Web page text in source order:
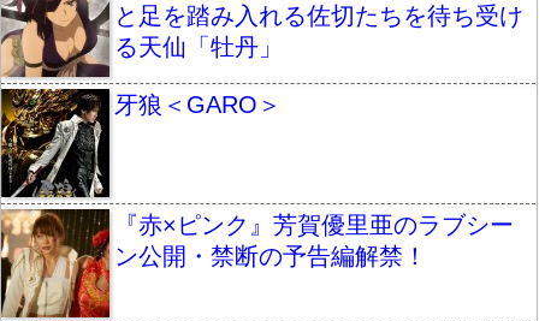
と足を踏み入れる佐切たちを待ち受け
る天仙「牡丹」
牙狼＜GARO＞
『赤×ピンク』芳賀優里亜のラブシー
ン公開・禁断の予告編解禁！